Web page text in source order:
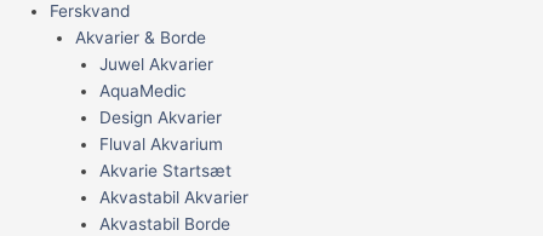
Ferskvand
Akvarier & Borde
Juwel Akvarier
AquaMedic
Design Akvarier
Fluval Akvarium
Akvarie Startsæt
Akvastabil Akvarier
Akvastabil Borde